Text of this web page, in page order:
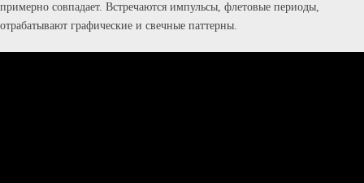
примерно совпадает. Встречаются импульсы, флетовые периоды,
отрабатывают графические и свечные паттерны.